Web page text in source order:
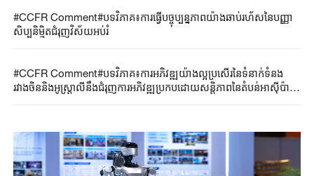
#CCFR​ Comment#​បទវិភាគ​៖​ការ​ធ្វើ​បច្ចុប្បន្នភាព​យ៉ាង​ឆាប់​រហ័ស​នៃ​​បញ្ញា
សិប្បនិម្មិត​ជំរុញវិស័យ​អប់រំ​​
#CCFR​ Comment#​បទវិភាគ​៖​ការ​អភិវឌ្ឍ​យ៉ាង​ល្អប្រសើរ​នៃ​ទំនាក់ទំនង​
រវាងចិននិង​អូស្ត្រាលី​នឹ​ង​ជំរុញ​ការអភិវឌ្ឍ​ប្រកបដោយ​សន្តិភាពនៃ​តំបន់អាស៊ី​ប៉ា